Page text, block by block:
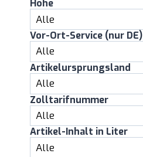
Höhe
Vor-Ort-Service (nur DE)
Artikelursprungsland
Zolltarifnummer
Artikel-Inhalt in Liter